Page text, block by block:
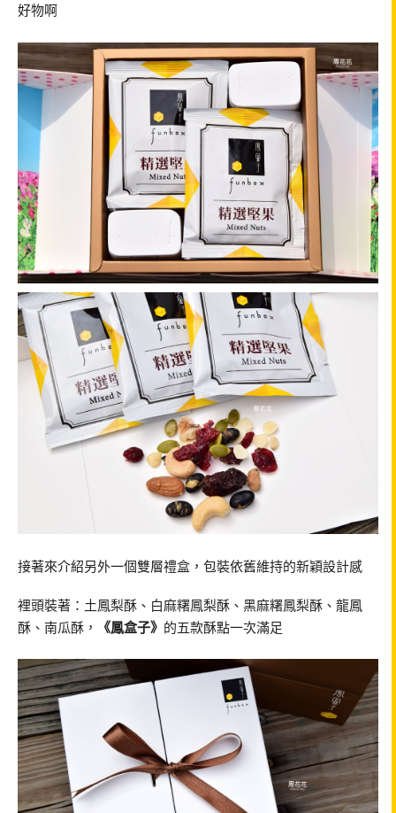
好物啊
接著來介紹另外一個雙層禮盒，包裝依舊維持的新穎設計感
裡頭裝著：土鳳梨酥、白麻糬鳳梨酥、黑麻糬鳳梨酥、龍鳳
酥、南瓜酥，
《鳳盒子》 的五款酥點一次滿足